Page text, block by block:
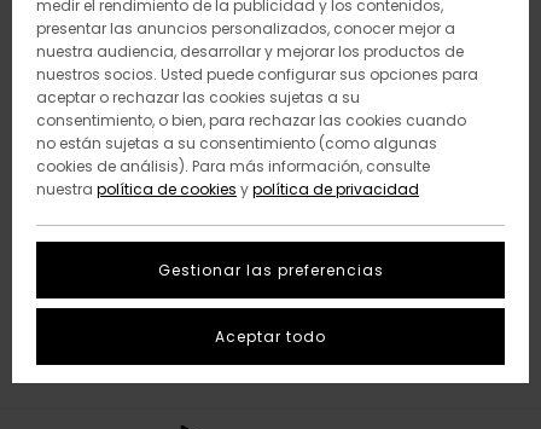
medir el rendimiento de la publicidad y los contenidos,
presentar las anuncios personalizados, conocer mejor a
nuestra audiencia, desarrollar y mejorar los productos de
nuestros socios. Usted puede configurar sus opciones para
aceptar o rechazar las cookies sujetas a su
consentimiento, o bien, para rechazar las cookies cuando
no están sujetas a su consentimiento (como algunas
cookies de análisis). Para más información, consulte
nuestra política de cookies ypolítica de privacidad
Gestionar las preferencias
Aceptar todo